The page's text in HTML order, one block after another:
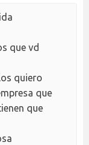
que vd
quiero
que
que